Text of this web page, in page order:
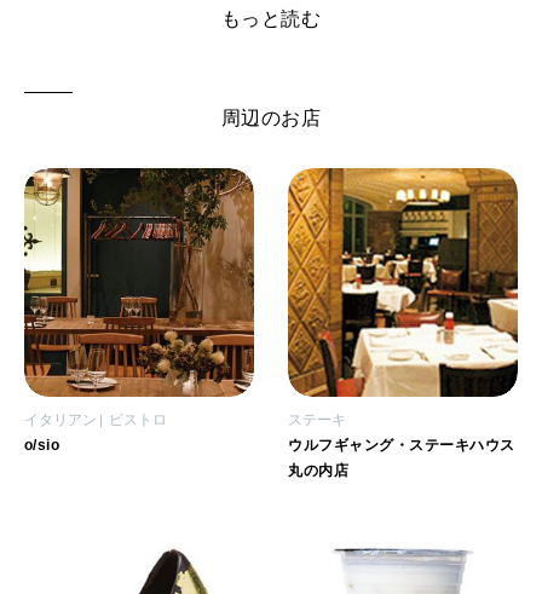
に今こそ見直したい美容習慣＆春の銀ブラにぴったりな
もっと読む
周辺のお店
イタリアン ビストロ
o/sio
ステーキ
ウルフギャング・ステーキハウス
丸の内店